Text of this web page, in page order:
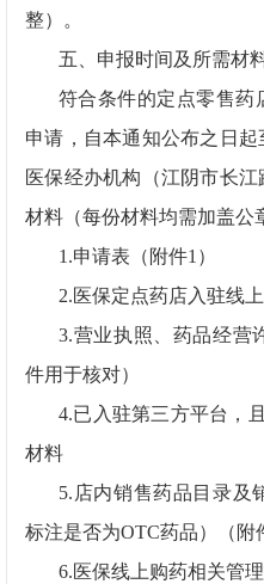
整）。
五、申报时间及所需材
符合条件的定点零售药
申请，自本通知公布之日起
医保经办机构（江阴市长江
材料（每份材料均需加盖公
1.申请表（附件1 ）
2.医保定点药店入驻线
3.营业执照、药品经营
件用于核对）
4.已入驻第三方平台，
材料
5. 店内销售药品目录及
标注是否为OTC药品）（附
6.医保线上购药相关管